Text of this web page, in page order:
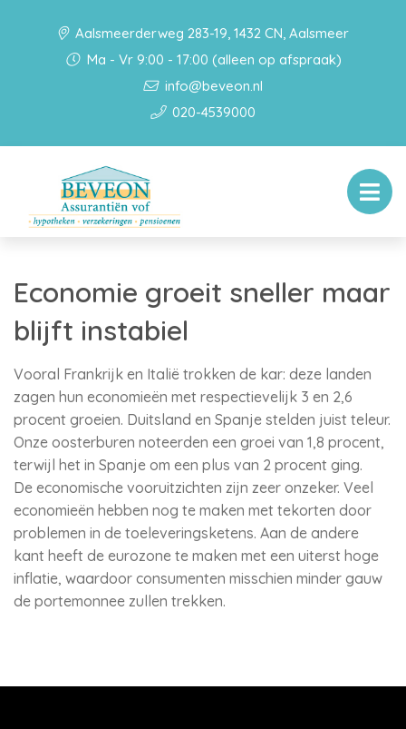
Aalsmeerderweg 283-19, 1432 CN, Aalsmeer
Ma - Vr 9:00 - 17:00 (alleen op afspraak)
info@beveon.nl
020-4539000
Economie groeit sneller maar
blijft instabiel
Vooral Frankrijk en Italië trokken de kar: deze landen
zagen hun economieën met respectievelijk 3 en 2,6
procent groeien. Duitsland en Spanje stelden juist teleur.
Onze oosterburen noteerden een groei van 1,8 procent,
terwijl het in Spanje om een plus van 2 procent ging.
De economische vooruitzichten zijn zeer onzeker. Veel
economieën hebben nog te maken met tekorten door
problemen in de toeleveringsketens. Aan de andere
kant heeft de eurozone te maken met een uiterst hoge
inflatie, waardoor consumenten misschien minder gauw
de portemonnee zullen trekken.